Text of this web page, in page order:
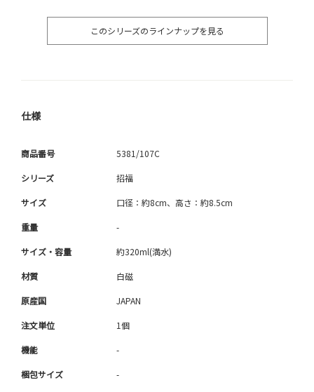
このシリーズのラインナップを見る
仕様
商品番号 5381/107C
シリーズ 招福
サイズ 口径：約8cm、高さ：約8.5cm
重量 -
サイズ・容量 約320ml(満水)
材質 白磁
原産国 JAPAN
注文単位 1個
機能 -
梱包サイズ -